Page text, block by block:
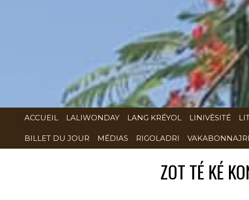
ACCUEIL LALIWONDAY LANG KRÉYOL LINIVÈSITÉ
BILLET DU JOUR MÉDIAS RIGOLADRI VAKABONNAJRI
ZOT TÉ KÉ